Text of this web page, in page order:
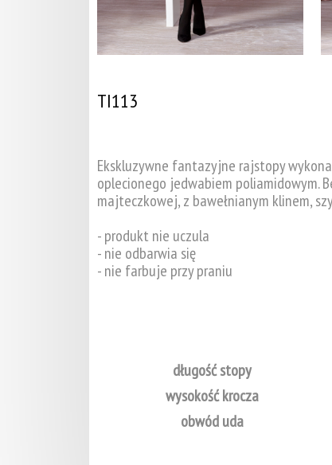
TI113
Ekskluzywne fantazyjne rajstopy
oplecionego jedwabiem poliamidowym.
majteczkowej, z bawełnianym klinem,
- produkt nie uczula
- nie odbarwia się
- nie farbuje przy praniu
długość stopy
wysokość krocza
obwód uda